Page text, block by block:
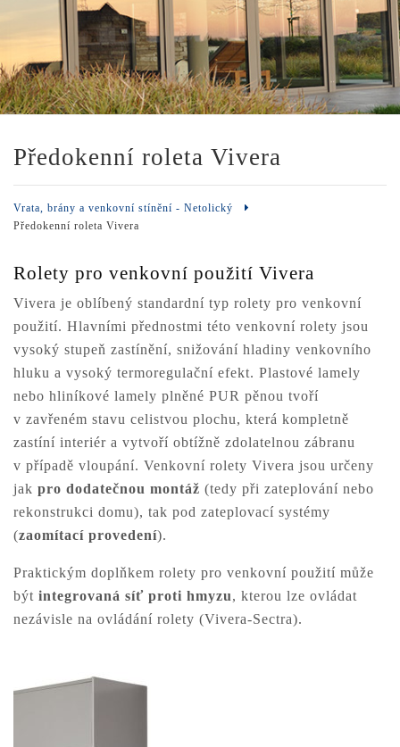
Předokenní roleta Vivera
Vrata, brány a venkovní stínění - Netolický
Předokenní roleta Vivera
Rolety pro venkovní použití Vivera
Vivera je oblíbený standardní typ rolety pro venkovní
použití. Hlavními přednostmi této venkovní rolety jsou
vysoký stupeň zastínění, snižování hladiny venkovního
hluku a vysoký termoregulační efekt. Plastové lamely
nebo hliníkové lamely plněné PUR pěnou tvoří
v zavřeném stavu celistvou plochu, která kompletně
zastíní interiér a vytvoří obtížně zdolatelnou zábranu
v případě vloupání. Venkovní rolety Vivera jsou určeny
jak pro dodatečnou montáž (tedy při zateplování nebo
rekonstrukci domu), tak pod zateplovací systémy
(zaomítací provedení).
Praktickým doplňkem rolety pro venkovní použití může
být integrovaná síť proti hmyzu, kterou lze ovládat
nezávisle na ovládání rolety (Vivera-Sectra).